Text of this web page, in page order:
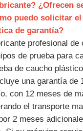
¿Ofrecen
puedo solicitar
de garantía?
profesional de
de prueba para
de caucho
una garantía de
con 12 meses de
el transporte
2 meses